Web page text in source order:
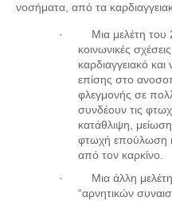
νοσήματα, από τα
·
Μια μελέτη του
κοινωνικές
καρδιαγγειακό
επίσης στο
φλεγμονής σε
συνδέουν τις
κατάθλιψη,
φτωχή επούλωση
από τον καρκίνο.
·
Μια άλλη
“αρνητικών